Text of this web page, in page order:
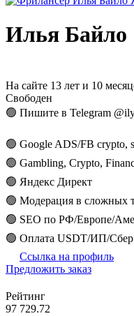
Илья Байло
На сайте 13 лет и 10
Свободен
🟢 Пишите в Telegram
🟢 Google ADS/FB crypto,
🟢 Gambling, Crypto,
🟢 Яндекс Директ
🟢 Модерация в сложных
🟢 SEO по РФ/Европе/
🟢 Оплата USDT/ИП/Сбер
Ссылка на профиль
Предложить заказ
Рейтинг
97 729.72